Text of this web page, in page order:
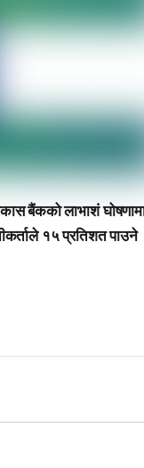
बैंकको लाभाशं
१५ प्रतिशत पाउने